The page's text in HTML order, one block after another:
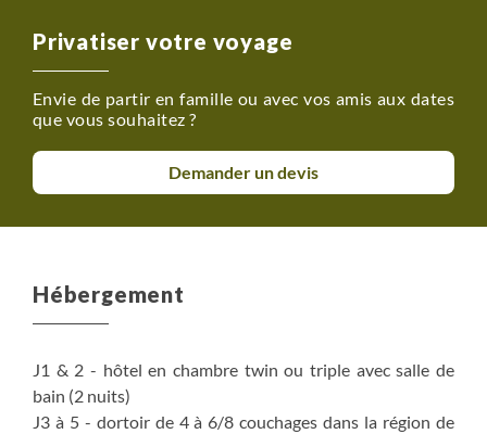
Privatiser votre voyage
Envie de partir en famille ou avec vos amis aux dates
que vous souhaitez ?
Demander un devis
Hébergement
J1 & 2 - hôtel en chambre twin ou triple avec salle de
bain (2 nuits)
J3 à 5 - dortoir de 4 à 6/8 couchages dans la région de